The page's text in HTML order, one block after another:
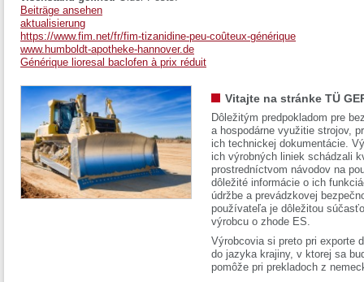
Beiträge ansehen
aktualisierung
https://www.fim.net/fr/fim-tizanidine-peu-coûteux-générique
www.humboldt-apotheke-hannover.de
Générique lioresal baclofen à prix réduit
Vitajte na stránke TÜ
Dôležitým predpokladom pre
a hospodárne využitie strojov,
ich technickej dokumentácie.
ich výrobných liniek schádzali
prostredníctvom návodov na
dôležité informácie o ich
údržbe a prevádzkovej
používateľa je dôležitou
výrobcu o zhode ES.
Výrobcovia si preto pri exporte
do jazyka krajiny, v ktorej sa
pomôže pri prekladoch z